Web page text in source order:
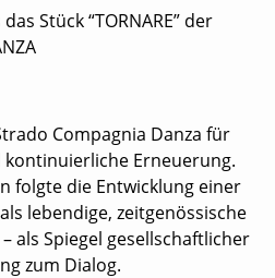
Stück “TORNARE” der
Compagnia Danza für
Erneuerung.
folgte die Entwicklung einer
lebendige, zeitgenössische
als Spiegel gesellschaftlicher
zum Dialog.